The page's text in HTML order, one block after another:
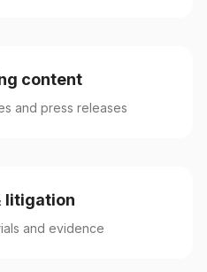
content
and press releases
litigation
and evidence